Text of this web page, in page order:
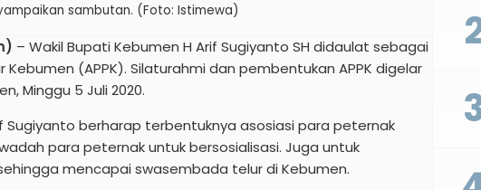
sambutan. (Foto: Istimewa)
– Wakil Bupati Kebumen H Arif Sugiyanto SH didaulat sebagai
(APPK). Silaturahmi dan pembentukan APPK digelar
Minggu 5 Juli 2020.
berharap terbentuknya asosiasi para peternak
para peternak untuk bersosialisasi. Juga untuk
mencapai swasembada telur di Kebumen.